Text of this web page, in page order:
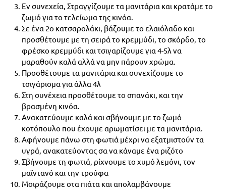
Εν συνεχεία, Στραγγίζουμε τα μανιτάρια και κρατάμε το
ζωμό για το τελείωμα της κινόα.
Σε ένα 2ο κατσαρολάκι, βάζουμε το ελαιόλαδο και
προσθέτουμε με τη σειρά το κρεμμύδι, το σκόρδο, το
φρέσκο κρεμμύδι και τσιγαρίζουμε για 4-5λ να
μαραθούν καλά αλλά να μην πάρουν χρώμα.
Προσθέτουμε τα μανιτάρια και συνεχίζουμε το
τσιγάρισμα για άλλα 4λ
Στη συνέχεια προσθέτουμε το σπανάκι, και την
βρασμένη κινόα.
Ανακατεύουμε καλά και σβήνουμε με το ζωμό
κοτόπουλο που έχουμε αρωματίσει με τα μανιτάρια.
Αφήνουμε πάνω στη φωτιά μέχρι να εξατμιστούν τα
υγρά, ανακατεύοντας σα να κάναμε ένα ριζότο
Σβήνουμε τη φωτιά, ρίχνουμε το χυμό λεμόνι, τον
μαϊντανό και την τρούφα
Μοιράζουμε στα πιάτα και απολαμβάνουμε